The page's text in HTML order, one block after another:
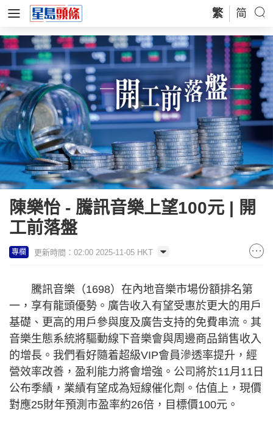
繁 简
陳樂怡 - 騰訊音樂上望100元 | 開
工前落盤
專欄 更新時間：02:00 2025-11-05 HKT
騰訊音樂（1698）在內地音樂市場份額排名第
一，享有龍頭優勢。廣告收入有望受惠於更大的用戶
基礎、更高的用戶參與度及廣告支持的免費串流。其
音樂生態系統將驅動線下音樂會與周邊商品銷售收入
的增長。我們看好隨着超級VIP會員滲透率提升，經
營效率改善，盈利能力將會增強。公司將於11月11日
公布季績，業績有望成為短線催化劑。估值上，現價
對應25財年預測市盈率約26倍，目標價100元。